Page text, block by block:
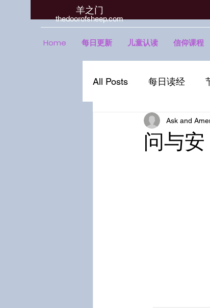
羊之门
​thedoorofsheep.com
Home 每日更新 儿童认读 信仰课程
All Posts 每日读经
问与
Ask and